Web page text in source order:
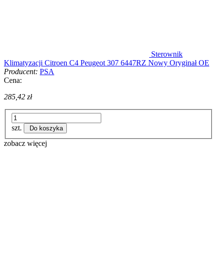
Sterownik
Klimatyzacji Citroen C4 Peugeot 307 6447RZ Nowy Oryginał OE
Producent: PSA
Cena:
285,42 zł
szt. Do koszyka
zobacz więcej